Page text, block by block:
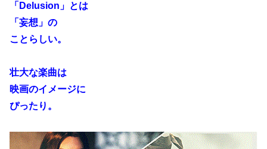
「Delusion」とは
「妄想」の
ことらしい。
壮大な楽曲は
映画のイメージに
ぴったり。